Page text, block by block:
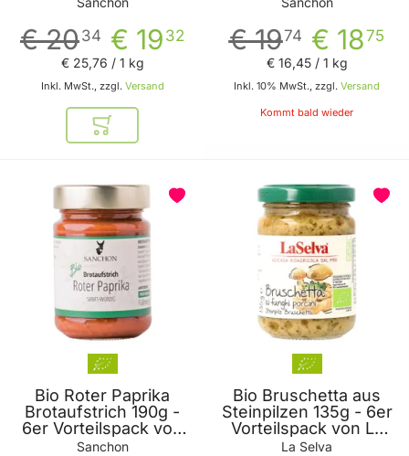
€ 19 32
€ 2034
Inkl. MwSt., zzgl. Versand
€ 25,76 / 1 kg
In den Warenkorb
€ 1875
€ 1974
Inkl. 10% MwSt., zzgl. Versand
€ 16,45/ 1 kg
Kommt bald wieder
Bio Roter Paprika
Brotaufstrich 190g -
6er Vorteilspack von
Sanchon
Sanchon
Bio Bruschetta aus
Steinpilzen 135g - 6er
Vorteilspack von La
Selva
La Selva